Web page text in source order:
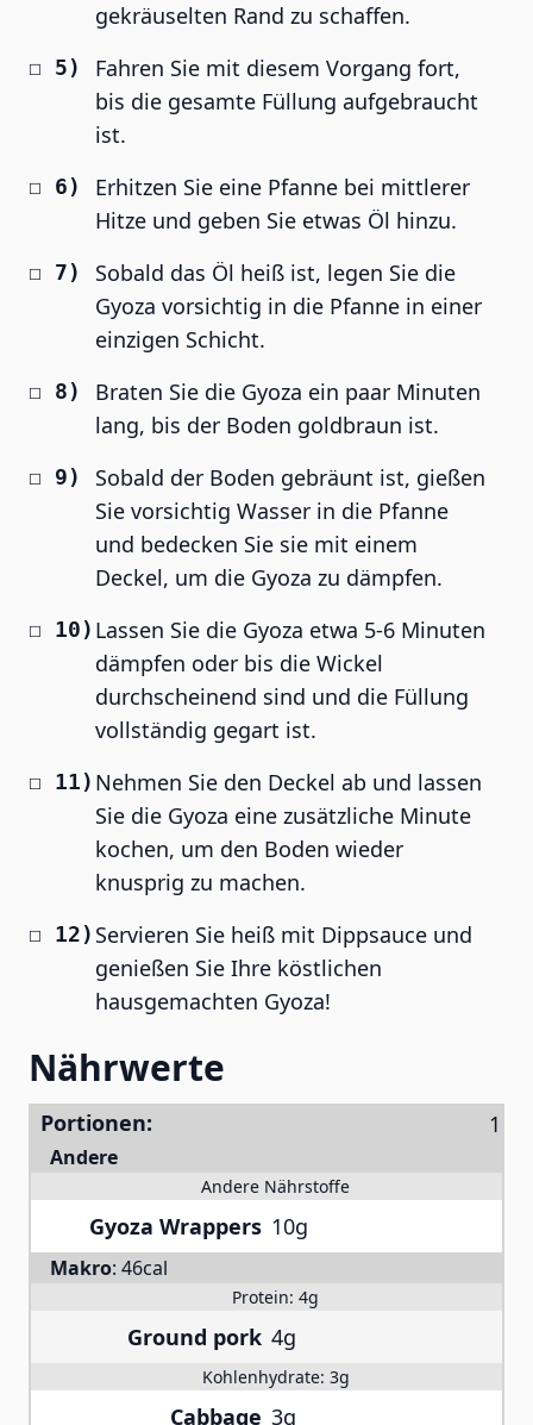
gekräuselten Rand zu schaffen.
Fahren Sie mit diesem Vorgang fort,
bis die gesamte Füllung aufgebraucht
ist.
Erhitzen Sie eine Pfanne bei mittlerer
Hitze und geben Sie etwas Öl hinzu.
Sobald das Öl heiß ist, legen Sie die
Gyoza vorsichtig in die Pfanne in einer
einzigen Schicht.
Braten Sie die Gyoza ein paar Minuten
lang, bis der Boden goldbraun ist.
Sobald der Boden gebräunt ist, gießen
Sie vorsichtig Wasser in die Pfanne
und bedecken Sie sie mit einem
Deckel, um die Gyoza zu dämpfen.
Lassen Sie die Gyoza etwa 5-6 Minuten
dämpfen oder bis die Wickel
durchscheinend sind und die Füllung
vollständig gegart ist.
Nehmen Sie den Deckel ab und lassen
Sie die Gyoza eine zusätzliche Minute
kochen, um den Boden wieder
knusprig zu machen.
Servieren Sie heiß mit Dippsauce und
genießen Sie Ihre köstlichen
hausgemachten Gyoza!
Nährwerte
Portionen:
Andere
Andere Nährstoffe
Gyoza Wrappers 10g
Makro: 46cal
Protein: 4g
Ground pork 4g
Kohlenhydrate: 3g
Cabbage 3g